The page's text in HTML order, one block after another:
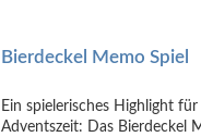
Bierdeckel Memo Spiel
Ein spielerisches Highlight für
Adventszeit: Das Bierdeckel